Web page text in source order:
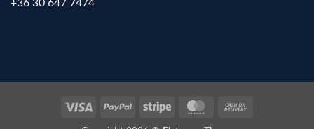
+36 30 647 7474
Visa PayPal Stripe MasterCard